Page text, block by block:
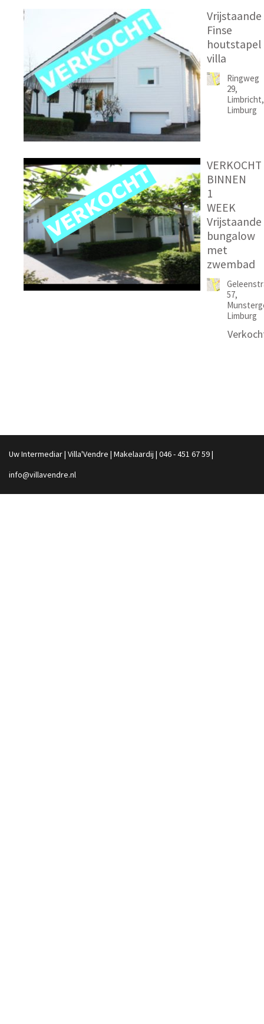
Vrijstaande
Finse
houtstapel
villa
Ringweg
29,
Limbricht,
Limburg
VERKOCHT
BINNEN
1
WEEK
Vrijstaande
bungalow
met
zwembad
57,
Limburg
Uw Intermediar | Villa'Vendre | Makelaardij | 046 - 451 67 59 |
info@villavendre.nl